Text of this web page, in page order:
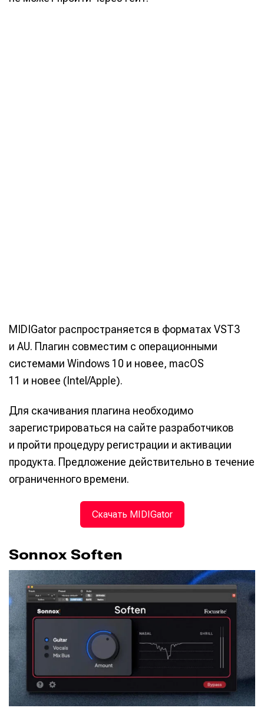
MIDIGator распространяется в форматах VST3
и AU. Плагин совместим с операционными
системами Windows 10 и новее, macOS
11 и новее (Intel/Apple).
Для скачивания плагина необходимо
зарегистрироваться на сайте разработчиков
и пройти процедуру регистрации и активации
продукта. Предложение действительно в течение
ограниченного времени.
Скачать MIDIGator
Sonnox Soften